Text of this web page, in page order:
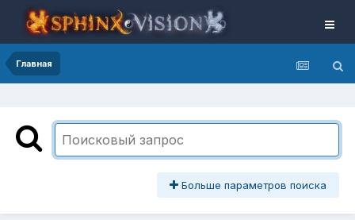
Главная
Больше параметров поиска